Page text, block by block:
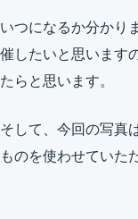
いつになるか分かり
催したいと思います
たらと思います。
そして、今回の写真
ものを使わせていた